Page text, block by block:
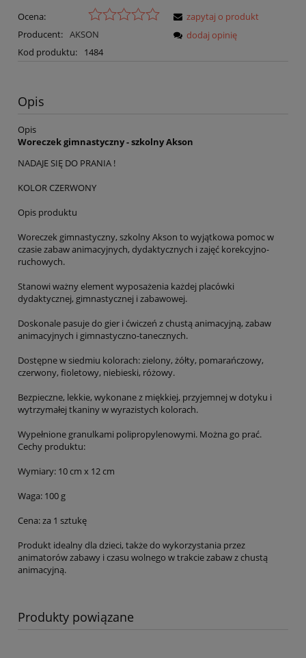
Ocena:
Producent: AKSON
Kod produktu:
1484
zapytaj o produkt
dodaj opinię
Opis
Opis
Woreczek gimnastyczny - szkolny Akson
NADAJE SIĘ DO PRANIA !
KOLOR CZERWONY
Opis produktu
Woreczek gimnastyczny, szkolny Akson to wyjątkowa pomoc w
czasie zabaw animacyjnych, dydaktycznych i zajęć korekcyjno-
ruchowych.
Stanowi ważny element wyposażenia każdej placówki
dydaktycznej, gimnastycznej i zabawowej.
Doskonale pasuje do gier i ćwiczeń z chustą animacyjną, zabaw
animacyjnych i gimnastyczno-tanecznych.
Dostępne w siedmiu kolorach: zielony, żółty, pomarańczowy,
czerwony, fioletowy, niebieski, różowy.
Bezpieczne, lekkie, wykonane z miękkiej, przyjemnej w dotyku i
wytrzymałej tkaniny w wyrazistych kolorach.
Wypełnione granulkami polipropylenowymi. Można go prać.
Cechy produktu:
Wymiary: 10 cm x 12 cm
Waga: 100 g
Cena: za 1 sztukę
Produkt idealny dla dzieci, także do wykorzystania przez
animatorów zabawy i czasu wolnego w trakcie zabaw z chustą
animacyjną.
Produkty powiązane